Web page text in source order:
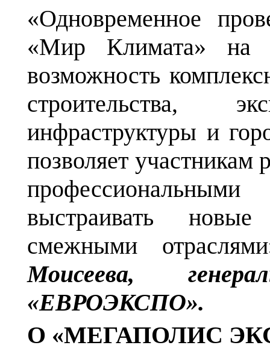
«Одновременное
«Мир Климата» на
возможность
строительства,
инфраструктуры и
позволяет участникам
выстраивать
смежными
Моисеева,
«ЕВРОЭКСПО».
О «МЕГАПОЛИС